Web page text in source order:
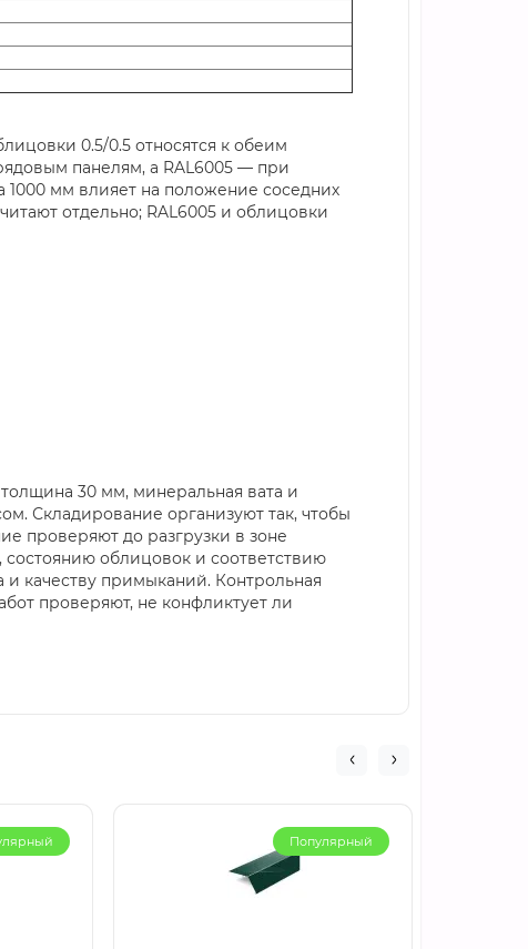
0.5/0.5 относятся к обеим
панелям, а RAL6005 — при
мм влияет на положение соседних
отдельно; RAL6005 и облицовки
30 мм, минеральная вата и
Складирование организуют так, чтобы
проверяют до разгрузки в зоне
облицовок и соответствию
качеству примыканий. Контрольная
проверяют, не конфликтует ли
Популярный